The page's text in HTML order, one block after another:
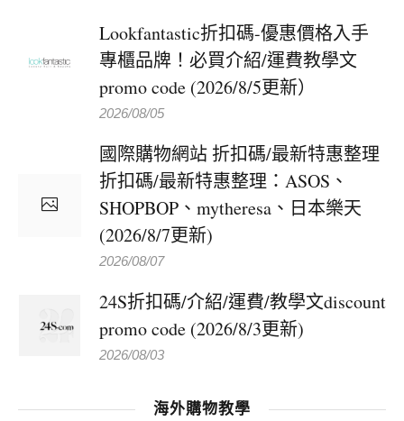
Lookfantastic折扣碼-優惠價格入手
專櫃品牌！必買介紹/運費教學文
promo code (2026/8/5更新）
2026/08/05
國際購物網站 折扣碼/最新特惠整理
折扣碼/最新特惠整理：ASOS、
SHOPBOP、mytheresa、日本樂天
(2026/8/7更新)
2026/08/07
24S折扣碼/介紹/運費/教學文discount
promo code (2026/8/3更新)
2026/08/03
海外購物教學